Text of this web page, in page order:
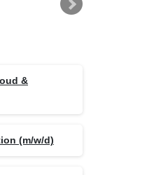
&
(m/w/d)